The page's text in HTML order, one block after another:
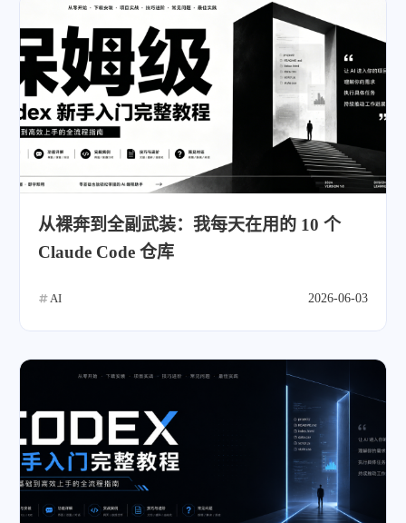
从裸奔到全副武装：我每天在用的 10 个
Claude Code 仓库
AI 2026-06-03